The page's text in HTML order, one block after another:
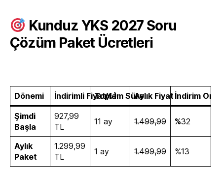
Kunduz YKS 2027 Soru
Çözüm Paket Ücretleri
Dönemi İndirimli Fiyat(₺)Toplam SüreAylık Fiyat İndirim
Şimdi
Başla
927,99
TL
11 ay 1.499,99 %32
Aylık
Paket
1.299,99
TL
1 ay 1.499,99 %13